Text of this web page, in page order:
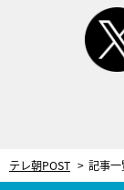
テレ朝POST 記事一